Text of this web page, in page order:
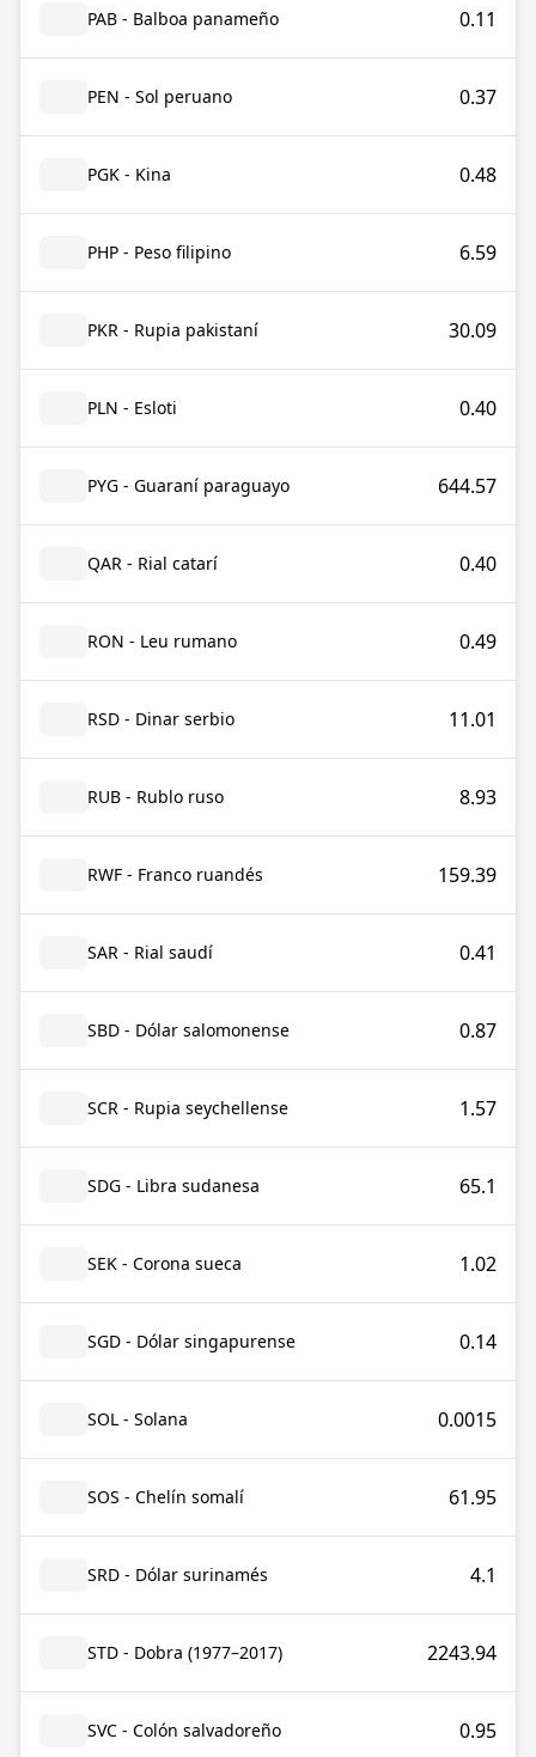
PAB - Balboa panameño 0.11
PEN - Sol peruano 0.37
PGK - Kina 0.48
PHP - Peso filipino 6.59
PKR - Rupia pakistaní 30.09
PLN - Esloti 0.40
PYG - Guaraní paraguayo 644.57
QAR - Rial catarí 0.40
RON - Leu rumano 0.49
RSD - Dinar serbio 11.01
RUB - Rublo ruso 8.93
RWF - Franco ruandés 159.39
SAR - Rial saudí 0.41
SBD - Dólar salomonense 0.87
SCR - Rupia seychellense 1.57
SDG - Libra sudanesa 65.1
SEK - Corona sueca 1.02
SGD - Dólar singapurense 0.14
SOL - Solana 0.0015
SOS - Chelín somalí 61.95
SRD - Dólar surinamés 4.1
STD - Dobra (1977–2017) 2243.94
SVC - Colón salvadoreño 0.95